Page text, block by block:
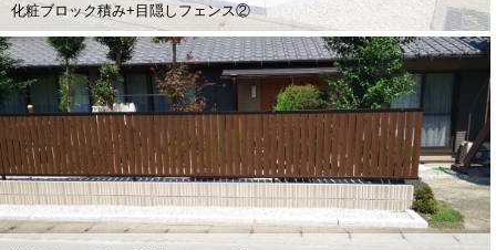
化粧ブロック積み+目隠しフェンス②